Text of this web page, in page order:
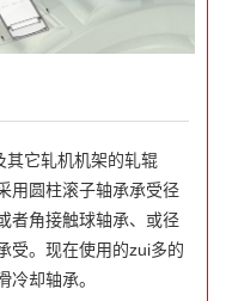
它轧机机架的轧辊
用圆柱滚子轴承承受径
者角接触球轴承、或径
受。现在使用的zui多的
冷却轴承。